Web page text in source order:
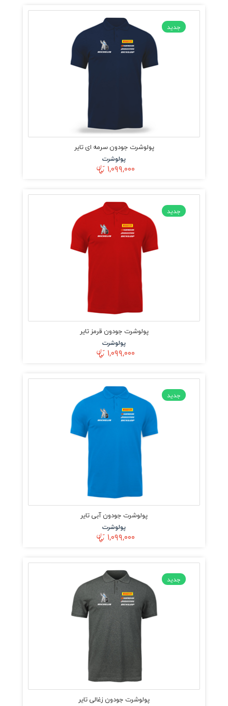
جدید
پولوشرت جودون سرمه ای تایر
پولوشرت
۱,۰۹۹,۰۰۰
جدید
پولوشرت جودون قرمز تایر
پولوشرت
۱,۰۹۹,۰۰۰
جدید
پولوشرت جودون آبی تایر
پولوشرت
۱,۰۹۹,۰۰۰
جدید
پولوشرت جودون زغالی تایر